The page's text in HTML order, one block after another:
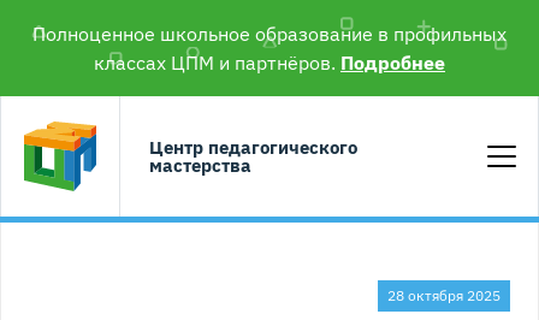
Полноценное школьное образование в профильных
классах ЦПМ и партнёров. Подробнее
Центр педагогического
мастерства
28 октября 2025